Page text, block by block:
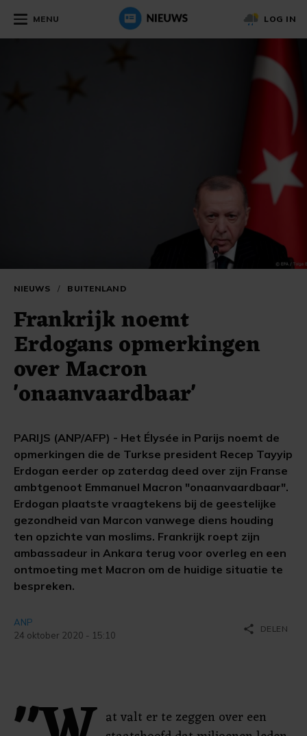
MENU LOG IN
NIEUWS / BUITENLAND
Frankrijk noemt
Erdogans opmerkingen
over Macron
'onaanvaardbaar'
PARIJS (ANP/AFP) - Het Élysée in Parijs noemt de
opmerkingen die de Turkse president Recep Tayyip
Erdogan eerder op zaterdag deed over zijn Franse
ambtgenoot Emmanuel Macron "onaanvaardbaar".
Erdogan plaatste vraagtekens bij de geestelijke
gezondheid van Marcon vanwege diens houding
ten opzichte van moslims. Frankrijk roept zijn
ambassadeur in Ankara terug voor overleg en een
ontmoeting met Macron om de huidige situatie te
bespreken.
ANP
24 oktober 2020 - 15:10
share DELEN
at valt er te zeggen over een